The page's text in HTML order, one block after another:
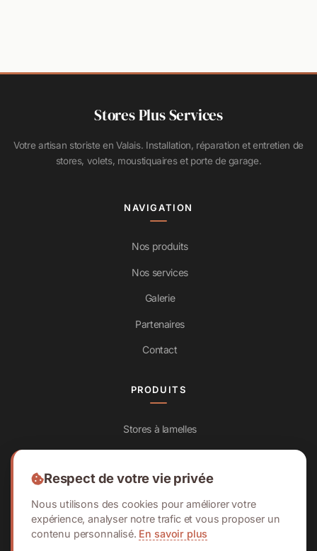
Stores Plus Services
Votre artisan storiste en Valais. Installation, réparation et entretien de
stores, volets, moustiquaires et porte de garage.
NAVIGATION
Nos produits
Nos services
Galerie
Partenaires
Contact
PRODUITS
Stores à lamelles
Stores balcons & terrasses
Moustiquaires
Portes de garage
Respect de votre vie privée
Nous utilisons des cookies pour améliorer votre
expérience, analyser notre trafic et vous proposer un
contenu personnalisé. En savoir plus